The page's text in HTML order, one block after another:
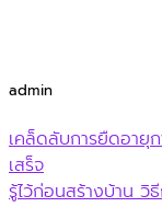
admin
เคล็ดลับการยืดอายุ
เสร็จ
รู้ไว้ก่อนสร้างบ้าน วิ